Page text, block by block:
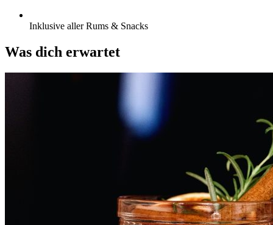
Inklusive aller Rums & Snacks
Was dich erwartet